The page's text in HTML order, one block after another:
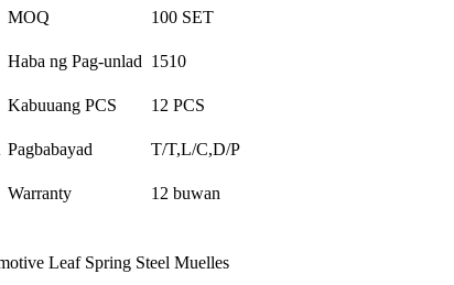
MOQ 100 SET
Haba ng Pag-unlad 1510
Kabuuang PCS 12 PCS
Pagbabayad
T/T,L/C,D/P
Warranty
12 buwan